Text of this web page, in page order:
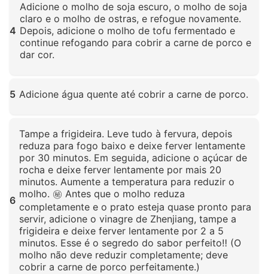
4
Adicione o molho de soja escuro, o molho de soja
claro e o molho de ostras, e refogue novamente.
Depois, adicione o molho de tofu fermentado e
continue refogando para cobrir a carne de porco e
dar cor.
5 Adicione água quente até cobrir a carne de porco.
6
Tampe a frigideira. Leve tudo à fervura, depois
reduza para fogo baixo e deixe ferver lentamente
por 30 minutos. Em seguida, adicione o açúcar de
rocha e deixe ferver lentamente por mais 20
minutos. Aumente a temperatura para reduzir o
molho. ㊙️ Antes que o molho reduza
completamente e o prato esteja quase pronto para
servir, adicione o vinagre de Zhenjiang, tampe a
frigideira e deixe ferver lentamente por 2 a 5
minutos. Esse é o segredo do sabor perfeito‼️ (O
molho não deve reduzir completamente; deve
cobrir a carne de porco perfeitamente.)